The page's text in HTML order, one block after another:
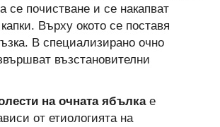
се почистване и се накапват
Върху окото се поставя
В специализирано очно
възстановителни
на очната ябълкае
от етиологията на